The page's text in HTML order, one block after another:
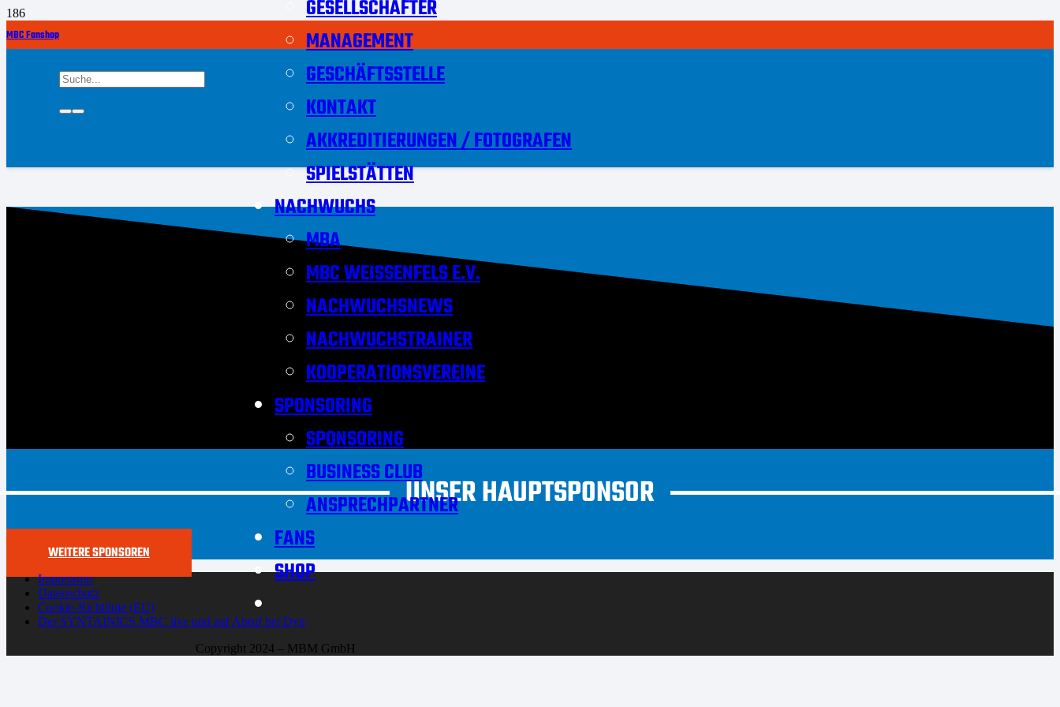
MBC Fanshop
GESELLSCHAFTER
MANAGEMENT
GESCHÄFTSSTELLE
KONTAKT
AKKREDITIERUNGEN / FOTOGRAFEN
SPIELSTÄTTEN
NACHWUCHS
MBA
MBC WEISSENFELS E.V.
NACHWUCHSNEWS
NACHWUCHSTRAINER
KOOPERATIONSVEREINE
SPONSORING
SPONSORING
BUSINESS CLUB
ANSPRECHPARTNER
FANS
SHOP
UNSER HAUPTSPONSOR
WEITERE SPONSOREN
Impressum
Datenschutz
Cookie-Richtlinie (EU)
Der SYNTAINICS MBC live und auf Abruf bei Dyn
Copyright 2024 – MBM GmbH